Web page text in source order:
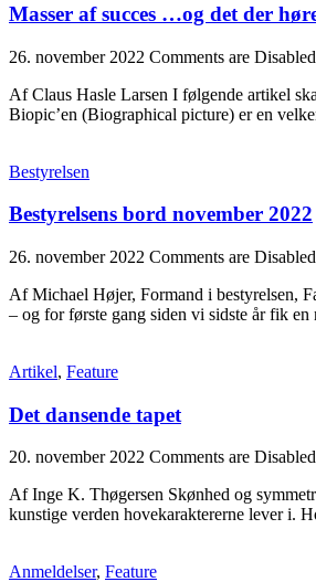
Masser af succes …og det der
26. november 2022 Comments are Disabled
Af Claus Hasle Larsen I følgende artikel
Biopic’en (Biographical picture) er en
Bestyrelsen
Bestyrelsens bord november 2022
26. november 2022 Comments are Disabled
Af Michael Højer, Formand i bestyrelsen,
– og for første gang siden vi sidste år fik
Artikel, Feature
Det dansende tapet
20. november 2022 Comments are Disabled
Af Inge K. Thøgersen Skønhed og
kunstige verden hovekaraktererne lever i.
Anmeldelser, Feature